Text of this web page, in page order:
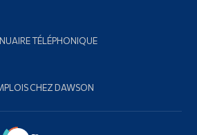
TÉLÉPHONIQUE
CHEZ DAWSON